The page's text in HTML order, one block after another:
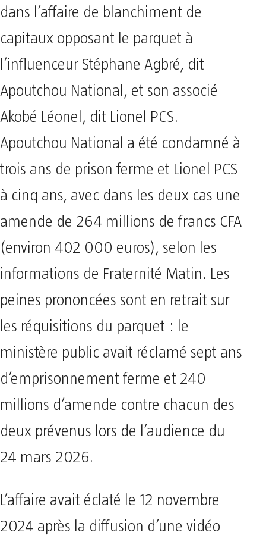
dans l’affaire de blanchiment de
capitaux opposant le parquet à
l’influenceur Stéphane Agbré, dit
Apoutchou National, et son associé
Akobé Léonel, dit Lionel PCS.
Apoutchou National a été condamné à
trois ans de prison ferme et Lionel PCS
à cinq ans, avec dans les deux cas une
amende de 264 millions de francs CFA
(environ 402 000 euros), selon les
informations de Fraternité Matin. Les
peines prononcées sont en retrait sur
les réquisitions du parquet : le
ministère public avait réclamé sept ans
d’emprisonnement ferme et 240
millions d’amende contre chacun des
deux prévenus lors de l’audience du
24 mars 2026.
L’affaire avait éclaté le 12 novembre
2024 après la diffusion d’une vidéo